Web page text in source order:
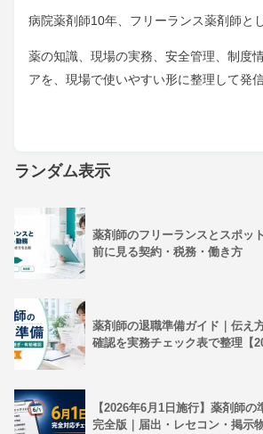
病院薬剤師10年、フリーランス薬剤師と
薬の知識、現場の実務、安全管理、制度
アを、現場で使いやすい形に整理して発
ランダム表示
薬剤師のフリーランスとスポッ
前に見る契約・税務・働き方
薬剤師の退職準備ガイド｜伝え
確認を実務チェック表で整理【
【2026年6月1日施行】薬剤師
完全版｜届出・レセコン・掲示